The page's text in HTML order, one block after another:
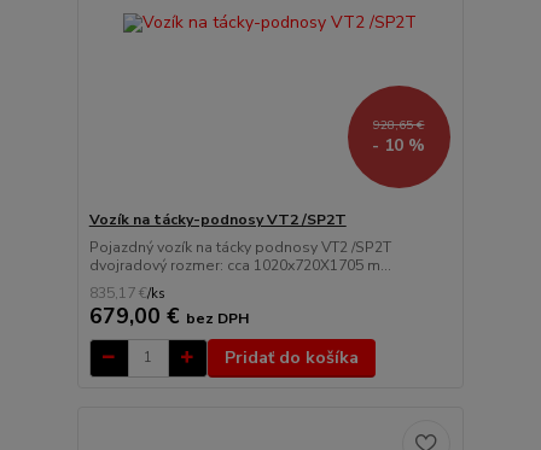
928,65 €
- 10 %
Vozík na tácky-podnosy VT2 /SP2T
Pojazdný vozík na tácky podnosy VT2 /SP2T
dvojradový rozmer: cca 1020x720X1705 m...
835,17 €/ks
679,00 € bez DPH
Pridať do košíka